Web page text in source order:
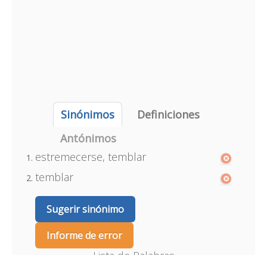
Sinónimos
Definiciones
Antónimos
estremecerse, temblar
temblar
Sugerir sinónimo
Informe de error